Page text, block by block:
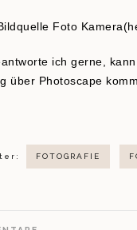
Foto
ich gerne,
über Photoscape
FOTOGRAFIE